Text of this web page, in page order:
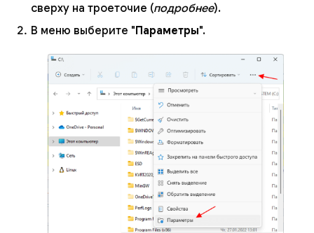
сверху на троеточие (подробнее).
В меню выберите "Параметры".